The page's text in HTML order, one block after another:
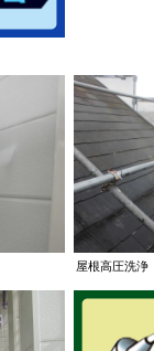
屋根高圧洗浄